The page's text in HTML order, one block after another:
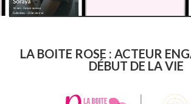
LA BOITE ROSE : ACTEUR
DÉBUT DE LA VIE